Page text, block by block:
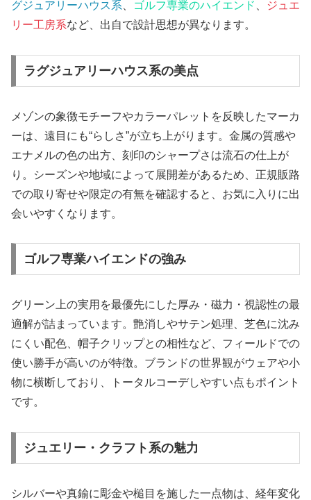
グジュアリーハウス系
ゴルフ専業のハイエンド
ジュエ
リー工房系など、出自で設計思想が異なります。
ラグジュアリーハウス系の美点
メゾンの象徴モチーフやカラーパレットを反映したマーカ
ーは、遠目にも“らしさ”が立ち上がります。金属の質感や
エナメルの色の出方、刻印のシャープさは流石の仕上が
り。シーズンや地域によって展開差があるため、正規販路
での取り寄せや限定の有無を確認すると、お気に入りに出
会いやすくなります。
ゴルフ専業ハイエンドの強み
グリーン上の実用を最優先にした厚み・磁力・視認性の最
適解が詰まっています。艶消しやサテン処理、芝色に沈み
にくい配色、帽子クリップとの相性など、フィールドでの
使い勝手が高いのが特徴。ブランドの世界観がウェアや小
物に横断しており、トータルコーデしやすい点もポイント
です。
ジュエリー・クラフト系の魅力
シルバーや真鍮に彫金や槌目を施した一点物は、経年変化